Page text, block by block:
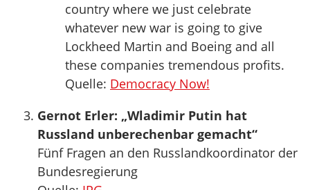
country where we just celebrate
whatever new war is going to give
Lockheed Martin and Boeing and all
these companies tremendous profits.
Quelle: Democracy Now!
Gernot Erler: „Wladimir Putin hat
Russland unberechenbar gemacht“
Fünf Fragen an den Russlandkoordinator der
Bundesregierung